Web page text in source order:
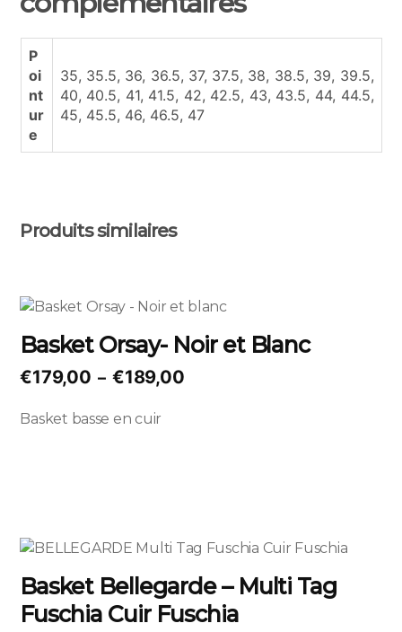
P
oi
nt
ur
e
35, 35.5, 36, 36.5, 37, 37.5, 38, 38.5, 39, 39.5,
40, 40.5, 41, 41.5, 42, 42.5, 43, 43.5, 44, 44.5,
45, 45.5, 46, 46.5, 47
Produits similaires
Basket Orsay- Noir et Blanc
€179,00 – €189,00Plage
Basket basse en cuir
Ce
a
plusieurs
variations.
Les
la
du
produit
Basket Bellegarde – Multi Tag
Fuschia Cuir Fuschia
Ce
a
plusieurs